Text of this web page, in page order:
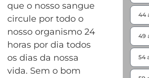
que o nosso sangue
circule por todo o
nosso organismo 24
horas por dia todos
os dias da nossa
vida. Sem o bom